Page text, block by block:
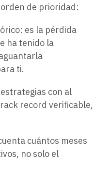
de prioridad:
es la pérdida
ha tenido la
ti.
con al
record verificable,
cuántos meses
no solo el